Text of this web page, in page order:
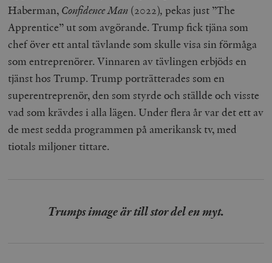
Haberman, Confidence Man (2022), pekas just ”The
Apprentice” ut som avgörande. Trump fick tjäna som
chef över ett antal tävlande som skulle visa sin förmåga
som entreprenörer. Vinnaren av tävlingen erbjöds en
tjänst hos Trump. Trump porträtterades som en
superentreprenör, den som styrde och ställde och visste
vad som krävdes i alla lägen. Under flera år var det ett av
de mest sedda programmen på amerikansk tv, med
tiotals miljoner tittare.
Trumps image är till stor del en myt.